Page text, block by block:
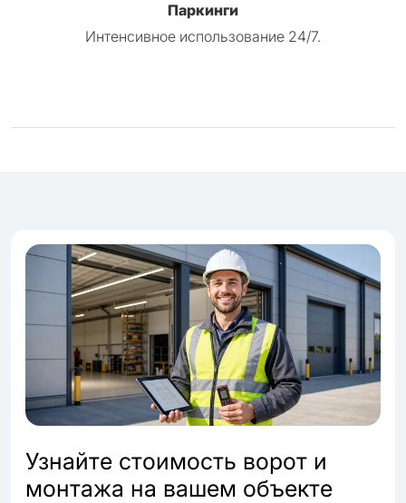
Паркинги
Интенсивное использование 24/7.
Узнайте стоимость ворот и
монтажа на вашем объекте